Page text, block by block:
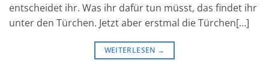
entscheidet ihr. Was ihr dafür tun müsst, das findet ihr
unter den Türchen. Jetzt aber erstmal die Türchen[…]
WEITERLESEN →